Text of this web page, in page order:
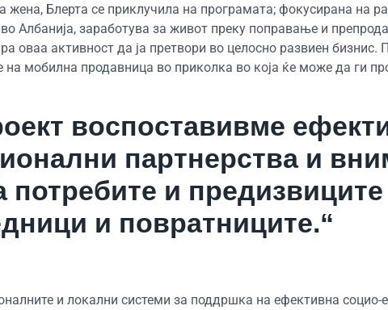
Блерта се приклучила на програмата; фокусирана на
Албанија, заработува за живот преку поправање и
оваа активност да ја претвори во целосно развиен бизнис.
на мобилна продавница во приколка во која ќе може да ги
воспоставивме
партнерства и
потребите и
и повратниците.“
и локални системи за поддршка на ефективна социо-